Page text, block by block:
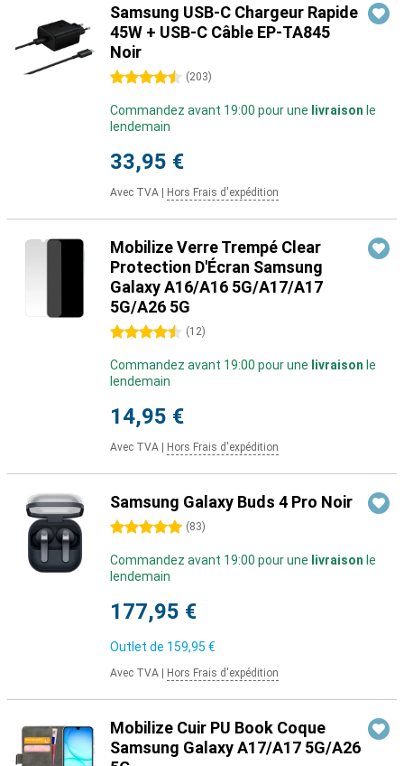
Samsung USB-C Chargeur Rapide
45W + USB-C Câble EP-TA845
Noir
4.5 étoiles (203)
Commandez avant 19:00 pour une livraison le
lendemain
33,95 €
Avec TVA Hors Frais d'expédition
Mobilize Verre Trempé Clear
Protection D'Écran Samsung
Galaxy A16/A16 5G/A17/A17
5G/A26 5G
4.5 étoiles (12)
Commandez avant 19:00 pour une livraison le
lendemain
14,95 €
Avec TVA Hors Frais d'expédition
Samsung Galaxy Buds 4 Pro Noir
5 étoiles (83)
Commandez avant 19:00 pour une livraison le
lendemain
177,95 €
Outlet de 159,95 €
Avec TVA Hors Frais d'expédition
Mobilize Cuir PU Book Coque
Samsung Galaxy A17/A17 5G/A26